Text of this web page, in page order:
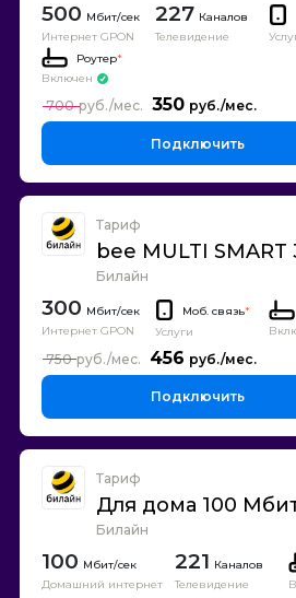
500
Интернет GPON
227 Каналов
Телевидение
Роутер*
Включен
350
700
Подключить
Тариф
bee MULTI
Билайн
300
Интернет GPON
Моб. связь*
Услуги
456
750
Подключить
Тариф
Для дома 100
Билайн
100
Домашний интернет
221 Каналов
Телевидение